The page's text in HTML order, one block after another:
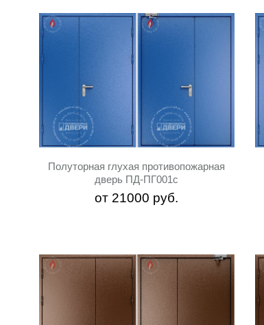
Полуторная глухая противопожарная
дверь ПД-ПГ001c
от 21000 руб.